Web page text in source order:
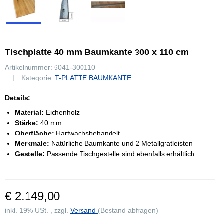
Tischplatte 40 mm Baumkante 300 x 110 cm
Artikelnummer: 6041-300110
Kategorie: T-PLATTE BAUMKANTE
Details:
Material: Eichenholz
Stärke: 40 mm
Oberfläche: Hartwachsbehandelt
Merkmale: Natürliche Baumkante und 2 Metallgratleisten
Gestelle: Passende Tischgestelle sind ebenfalls erhältlich.
€ 2.149,00
inkl. 19% USt. , zzgl. Versand (Bestand abfragen)